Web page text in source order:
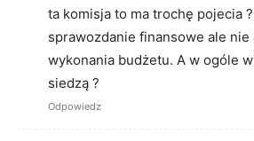
ta komisja to ma trochę pojecia
sprawozdanie finansowe ale nie
wykonania budżetu. A w ogóle
siedzą ?
Odpowiedz